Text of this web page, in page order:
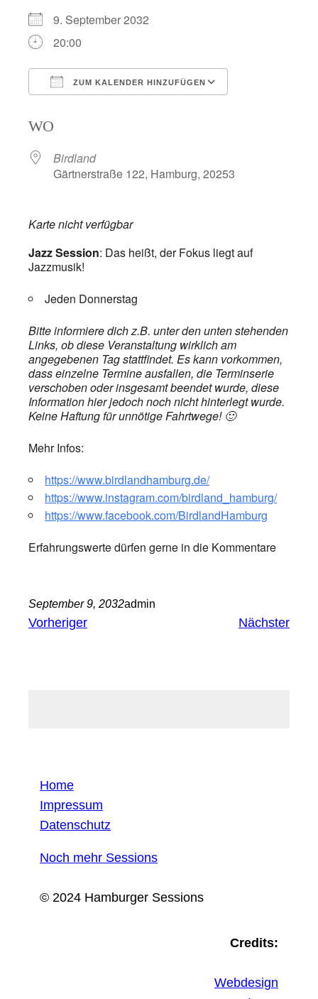
9. September 2032
20:00
ZUM KALENDER HINZUFÜGEN
WO
Birdland
Gärtnerstraße 122, Hamburg, 20253
Karte nicht verfügbar
Jazz Session: Das heißt, der Fokus liegt auf
Jazzmusik!
Jeden Donnerstag
Bitte informiere dich z.B. unter den unten stehenden
Links, ob diese Veranstaltung wirklich am
angegebenen Tag stattfindet. Es kann vorkommen,
dass einzelne Termine ausfallen, die Terminserie
verschoben oder insgesamt beendet wurde, diese
Information hier jedoch noch nicht hinterlegt wurde.
Keine Haftung für unnötige Fahrtwege! 🙂
Mehr Infos:
https://www.birdlandhamburg.de/
https://www.instagram.com/birdland_hamburg/
https://www.facebook.com/BirdlandHamburg
Erfahrungswerte dürfen gerne in die Kommentare
September 9, 2032admin
Vorheriger Nächster
Home
Impressum
Datenschutz
Noch mehr Sessions
© 2024 Hamburger Sessions
Credits:
Webdesign